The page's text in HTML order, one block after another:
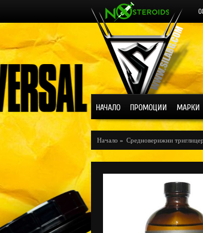
НАЧАЛО ПРОМОЦИИ МАРКИ
Начало » Средноверижни